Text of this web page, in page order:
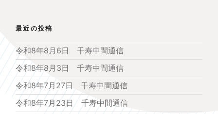
最近の投稿
令和8年8月6日 千寿中間通信
令和8年8月3日 千寿中間通信
令和8年7月27日 千寿中間通信
令和8年7月23日 千寿中間通信